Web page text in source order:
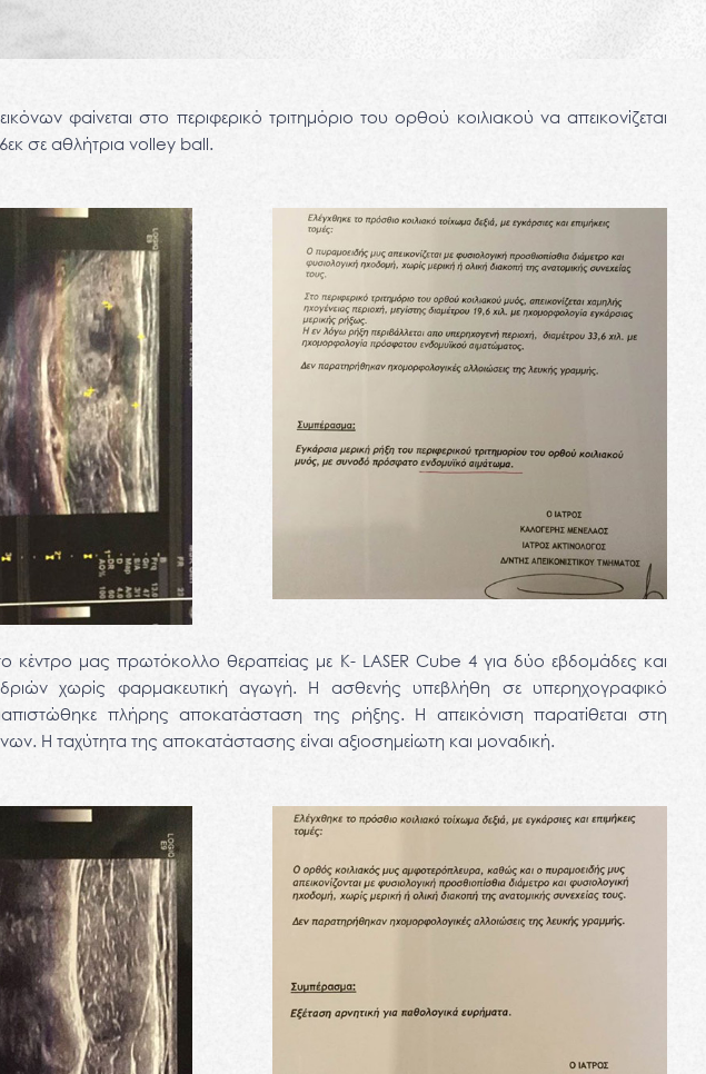
φαίνεται στο περιφερικό τριτημόριο του ορθού κοιλιακού να απεικονίζεται
σε αθλήτρια volley ball.
κέντρο μας πρωτόκολλο θεραπείας με K- LASER Cube 4 για δύο εβδομάδες και
χωρίς φαρμακευτική αγωγή. Η ασθενής υπεβλήθη σε υπερηχογραφικό
πλήρης αποκατάσταση της ρήξης. Η απεικόνιση παρατίθεται στη
Η ταχύτητα της αποκατάστασης είναι αξιοσημείωτη και μοναδική.